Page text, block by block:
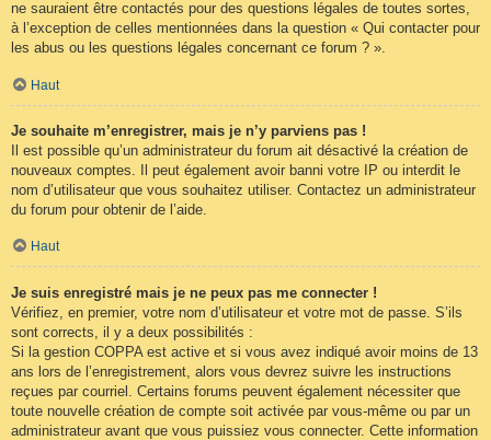
ne sauraient être contactés pour des questions légales de toutes sortes,
à l’exception de celles mentionnées dans la question « Qui contacter pour
les abus ou les questions légales concernant ce forum ? ».
Haut
Je souhaite m’enregistrer, mais je n’y parviens pas !
Il est possible qu’un administrateur du forum ait désactivé la création de
nouveaux comptes. Il peut également avoir banni votre IP ou interdit le
nom d’utilisateur que vous souhaitez utiliser. Contactez un administrateur
du forum pour obtenir de l’aide.
Haut
Je suis enregistré mais je ne peux pas me connecter !
Vérifiez, en premier, votre nom d’utilisateur et votre mot de passe. S’ils
sont corrects, il y a deux possibilités :
Si la gestion COPPA est active et si vous avez indiqué avoir moins de 13
ans lors de l’enregistrement, alors vous devrez suivre les instructions
reçues par courriel. Certains forums peuvent également nécessiter que
toute nouvelle création de compte soit activée par vous-même ou par un
administrateur avant que vous puissiez vous connecter. Cette information